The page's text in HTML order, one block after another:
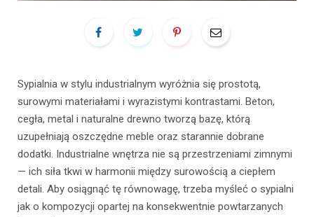
Sypialnia w stylu industrialnym wyróżnia się prostotą,
surowymi materiałami i wyrazistymi kontrastami. Beton,
cegła, metal i naturalne drewno tworzą bazę, którą
uzupełniają oszczędne meble oraz starannie dobrane
dodatki. Industrialne wnętrza nie są przestrzeniami zimnymi
— ich siła tkwi w harmonii między surowością a ciepłem
detali. Aby osiągnąć tę równowagę, trzeba myśleć o sypialni
jak o kompozycji opartej na konsekwentnie powtarzanych